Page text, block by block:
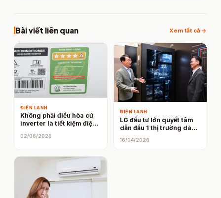
Bài viết liên quan Xem tất cả arrow_forward
ĐIỆN LẠNH
Không phải điều hòa cứ
inverter là tiết kiệm điện,
này
02/06/2026
ĐIỆN LẠNH
LG đầu tư lớn quyết tâm
dẫn đầu 1 thị trường dành
16/04/2026